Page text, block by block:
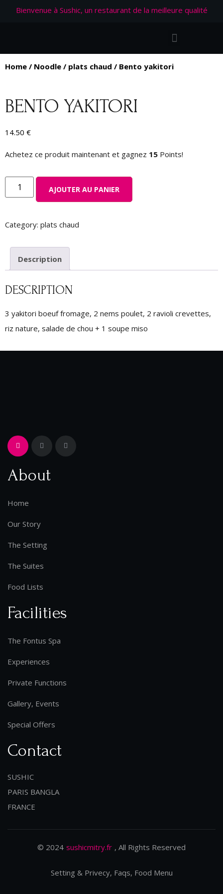
Bienvenue à Sushic, un restaurant de la meilleure qualité
Home / Noodle / plats chaud / Bento yakitori
BENTO YAKITORI
14.50 €
Achetez ce produit maintenant et gagnez 15 Points!
AJOUTER AU PANIER
Category: plats chaud
Description
DESCRIPTION
3 yakitori boeuf fromage, 2 nems poulet, 2 ravioli crevettes,
riz nature, salade de chou + 1 soupe miso
About
Home
Our Story
The Setting
The Suites
Food Lists
Facilities
The Fontus Spa
Experiences
Private Functions
Gallery, Events
Special Offers
Contact
SUSHIC
PARIS BANGLA
FRANCE
© 2024 sushicmitry.fr , All Rights Reserved
Setting & Privecy, Faqs, Food Menu